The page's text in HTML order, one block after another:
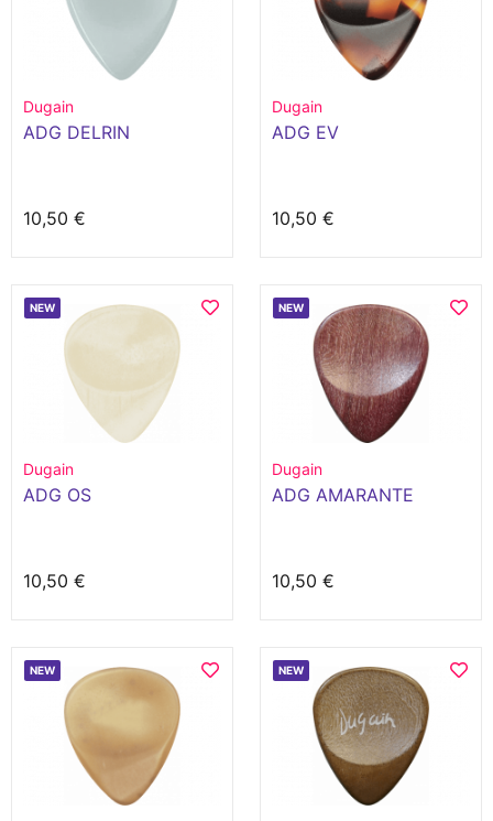
Dugain
ADG DELRIN
10,50 €
Dugain
ADG EV
10,50 €
NEW
Dugain
ADG OS
10,50 €
NEW
Dugain
ADG AMARANTE
10,50 €
NEW NEW